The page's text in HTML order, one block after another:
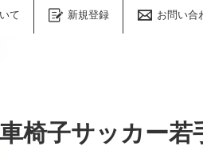
て 新規登録 お問い合
椅子サッカー若